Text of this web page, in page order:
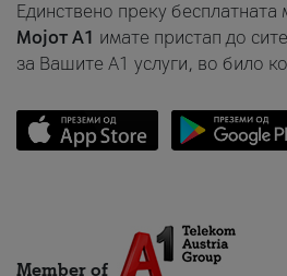
Единствено преку бесплатната
Мојот A1 имате пристап до
за Вашите A1 услуги, во било
Member of